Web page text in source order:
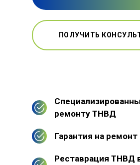
ПОЛУЧИТЬ
ремонту ТНВД
Гарантия на ремонт
Реставрация ТНВД